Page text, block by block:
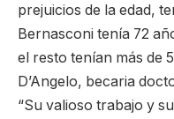
prejuicios de la edad,
Bernasconi tenía 72
el resto tenían más de
D’Angelo, becaria
“Su valioso trabajo y